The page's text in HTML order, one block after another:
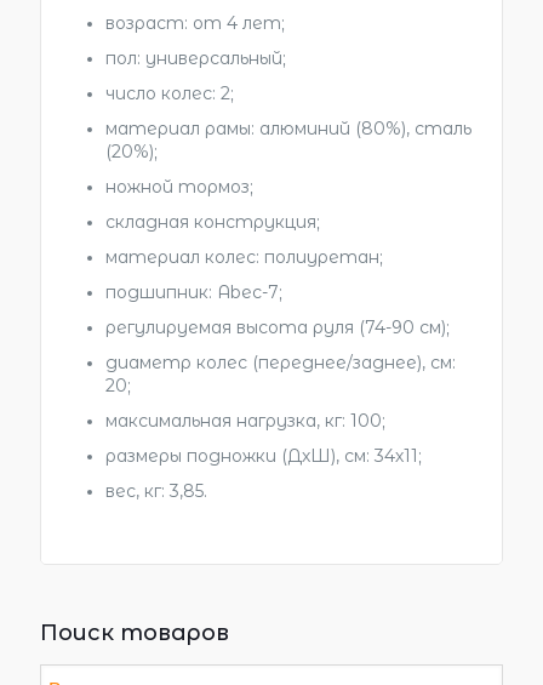
возраст: от 4 лет;
пол: универсальный;
число колес: 2;
материал рамы: алюминий (80%), сталь
(20%);
ножной тормоз;
складная конструкция;
материал колес: полиуретан;
подшипник: Abec-7;
регулируемая высота руля (74-90 см);
диаметр колес (переднее/заднее), см:
20;
максимальная нагрузка, кг: 100;
размеры подножки (ДхШ), см: 34х11;
вес, кг: 3,85.
Поиск товаров